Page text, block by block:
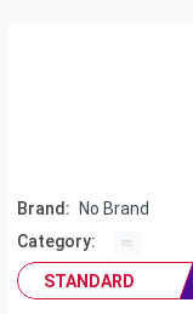
Brand:
No Brand
Category:
STANDARD